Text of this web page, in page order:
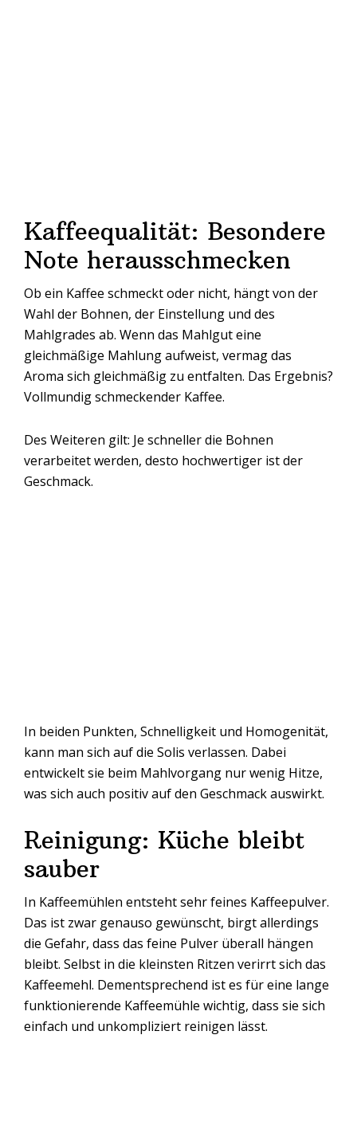
Kaffeequalität: Besondere
Note herausschmecken
Ob ein Kaffee schmeckt oder nicht, hängt von der
Wahl der Bohnen, der Einstellung und des
Mahlgrades ab. Wenn das Mahlgut eine
gleichmäßige Mahlung aufweist, vermag das
Aroma sich gleichmäßig zu entfalten. Das Ergebnis?
Vollmundig schmeckender Kaffee.
Des Weiteren gilt: Je schneller die Bohnen
verarbeitet werden, desto hochwertiger ist der
Geschmack.
In beiden Punkten, Schnelligkeit und Homogenität,
kann man sich auf die Solis verlassen. Dabei
entwickelt sie beim Mahlvorgang nur wenig Hitze,
was sich auch positiv auf den Geschmack auswirkt.
Reinigung: Küche bleibt
sauber
In Kaffeemühlen entsteht sehr feines Kaffeepulver.
Das ist zwar genauso gewünscht, birgt allerdings
die Gefahr, dass das feine Pulver überall hängen
bleibt. Selbst in die kleinsten Ritzen verirrt sich das
Kaffeemehl. Dementsprechend ist es für eine lange
funktionierende Kaffeemühle wichtig, dass sie sich
einfach und unkompliziert reinigen lässt.